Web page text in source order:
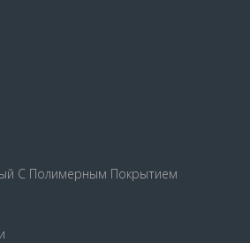
С Полимерным Покрытием